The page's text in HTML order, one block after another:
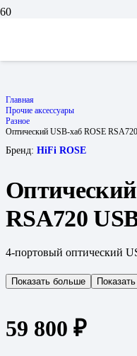
Главная
Прочие аксессуары
Разное
Оптический USB-хаб ROSE
Бренд: HiFi ROSE
Оптический
RSA720
4-портовый оптический
Показать больше
59 800 ₽